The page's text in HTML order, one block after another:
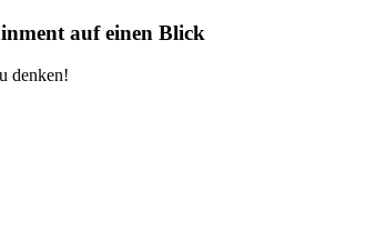
auf einen Blick
denken!